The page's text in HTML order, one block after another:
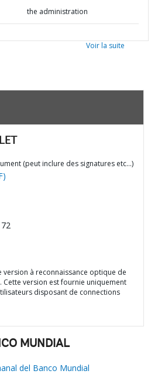
the administration
Voir la suite
(peut inclure des signatures etc…)
version à reconnaissance optique de
Cette version est fournie uniquement
disposant de connections
MUNDIAL
del Banco Mundial